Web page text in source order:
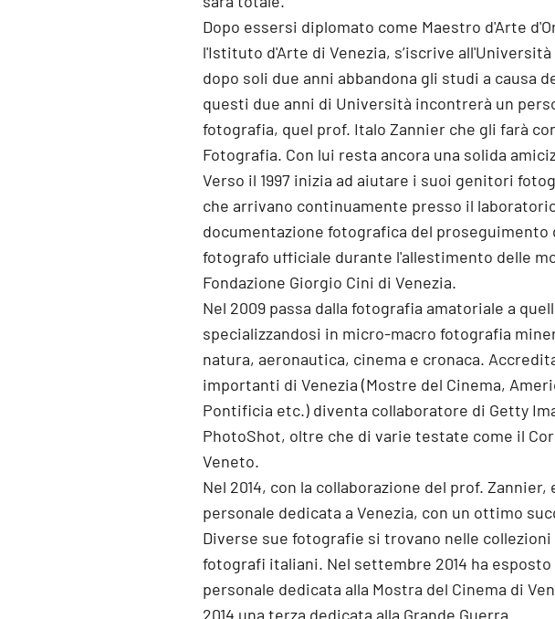
Dopo essersi diplomato come Maestro d'Arte
l'Istituto d'Arte di Venezia, s’iscrive
dopo soli due anni abbandona gli studi a causa
questi due anni di Università incontrerà un
fotografia, quel prof. Italo Zannier che gli farà
Fotografia. Con lui resta ancora una solida
Verso il 1997 inizia ad aiutare i suoi genitori
che arrivano continuamente presso il
documentazione fotografica del proseguimento
fotografo ufficiale durante l'allestimento delle
Fondazione Giorgio Cini di Venezia.
Nel 2009 passa dalla fotografia amatoriale a
specializzandosi in micro-macro fotografia
natura, aeronautica, cinema e cronaca.
importanti di Venezia (Mostre del Cinema,
Pontificia etc.) diventa collaboratore di Getty
PhotoShot, oltre che di varie testate come il
Veneto.
Nel 2014, con la collaborazione del prof. Zannier,
personale dedicata a Venezia, con un ottimo
Diverse sue fotografie si trovano nelle
fotografi italiani. Nel settembre 2014 ha esposto
personale dedicata alla Mostra del Cinema di
2014 una terza dedicata alla Grande Guerra.